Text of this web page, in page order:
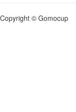
Copyright © Gomocup